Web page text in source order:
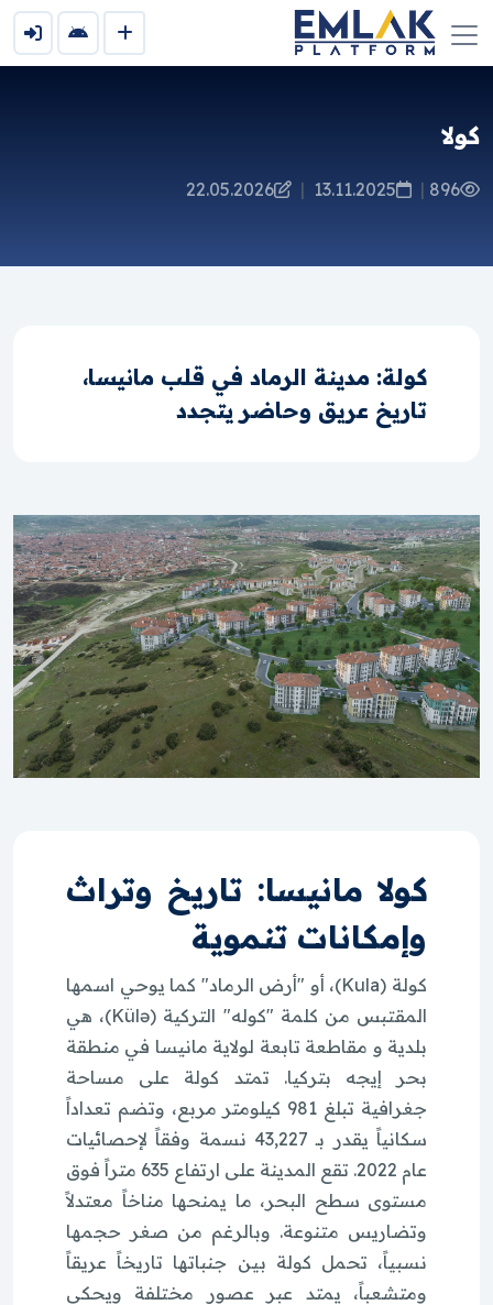
كولا
896
|
13.11.2025
|
22.05.2026
كولة: مدينة الرماد في قلب مانيسا،
تاريخ عريق وحاضر يتجدد
كولا مانيسا: تاريخ وتراث
وإمكانات تنموية
كولة (Kula)، أو "أرض الرماد" كما يوحي اسمها
المقتبس من كلمة "كوله" التركية (Külə)، هي
بلدية و مقاطعة تابعة لولاية مانيسا في منطقة
بحر إيجه بتركيا. تمتد كولة على مساحة
جغرافية تبلغ 981 كيلومتر مربع، وتضم تعداداً
سكانياً يقدر بـ 43,227 نسمة وفقاً لإحصائيات
عام 2022. تقع المدينة على ارتفاع 635 متراً فوق
مستوى سطح البحر، ما يمنحها مناخاً معتدلاً
وتضاريس متنوعة. وبالرغم من صغر حجمها
نسبياً، تحمل كولة بين جنباتها تاريخاً عريقاً
ومتشعباً، يمتد عبر عصور مختلفة ويحكي